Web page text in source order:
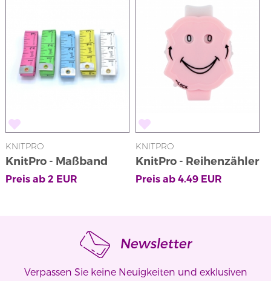
KNITPRO
KnitPro - Maßband
Preis ab 2 EUR
KNITPRO
KnitPro - Reihenzähler
in Rosa mit
Preis ab 4.49EUR
Newsletter
Verpassen Sie keine Neuigkeiten und exklusiven